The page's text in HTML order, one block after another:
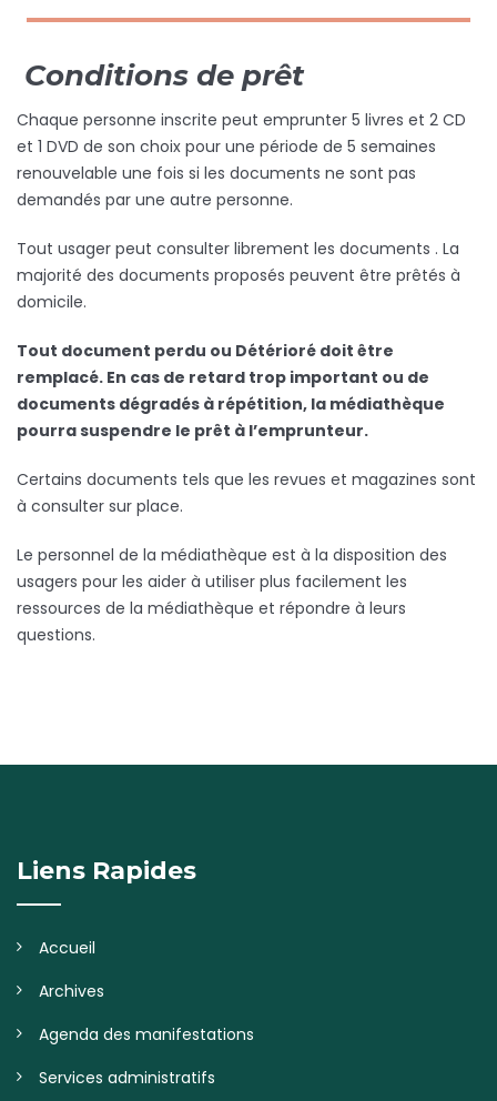
Conditions de prêt
Chaque personne inscrite peut emprunter 5 livres et 2 CD
et 1 DVD de son choix pour une période de 5 semaines
renouvelable une fois si les documents ne sont pas
demandés par une autre personne.
Tout usager peut consulter librement les documents . La
majorité des documents proposés peuvent être prêtés à
domicile.
Tout document perdu ou Détérioré doit être
remplacé. En cas de retard trop important ou de
documents dégradés à répétition, la médiathèque
pourra suspendre le prêt à l’emprunteur.
Certains documents tels que les revues et magazines sont
à consulter sur place.
Le personnel de la médiathèque est à la disposition des
usagers pour les aider à utiliser plus facilement les
ressources de la médiathèque et répondre à leurs
questions.
Liens Rapides
Accueil
Archives
Agenda des manifestations
Services administratifs